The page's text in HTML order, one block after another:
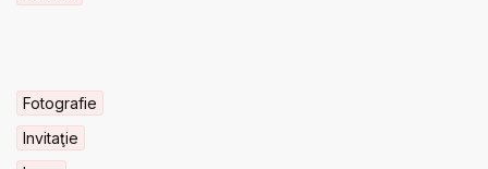
Fotografie
Invitaţie